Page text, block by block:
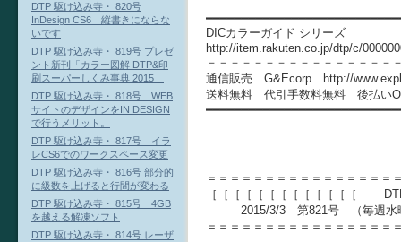
DICカラーガイド シリーズ
http://item.rakuten.co.jp/dtp/c/
－－－－－－－－－－－－－－－－
通信販売 G&Ecorp http://
送料無料 代引手数料無料 後払い
＝＝＝＝＝＝＝＝＝＝＝＝＝＝＝＝
［［［［［［［［［［［［［
2015/3/3 第821号 （毎週水
＝＝＝＝＝＝＝＝＝＝＝＝＝＝＝＝
DTP 駆け込み寺・ 820号
InDesign CS6 縦書きにならな
いです
DTP 駆け込み寺・ 819号 プレゼ
ント新刊「カラー図解 DTP&印
刷スーパーしくみ事典 2015」
DTP 駆け込み寺・ 818号 WEB
サイトのデザインをIN DESIGN
で行うメリット。
DTP 駆け込み寺・ 817号 イラ
レCS6でのワークスペース変更
DTP 駆け込み寺・ 816号 部分的
に級数を上げると行間が変わる
DTP 駆け込み寺・ 815号 4GB
を越える解凍ソフト
DTP 駆け込み寺・ 814号 レーザ